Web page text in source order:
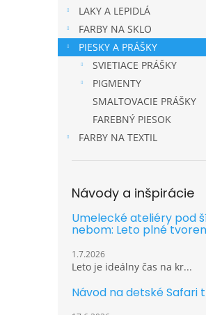
LAKY A LEPIDLÁ
FARBY NA SKLO
PIESKY A PRÁŠKY
SVIETIACE PRÁŠKY
PIGMENTY
SMALTOVACIE PRÁŠKY
FAREBNÝ PIESOK
FARBY NA TEXTIL
Návody a inšpirácie
Umelecké ateliéry pod
nebom: Leto plné
1.7.2026
Leto je ideálny čas na kr...
Návod na detské Safari